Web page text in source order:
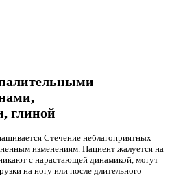
глиной
Стечение неблагоприятных
изменениям. Пациент жалуется на
с нарастающей динамикой, могут
на ногу или после длительного